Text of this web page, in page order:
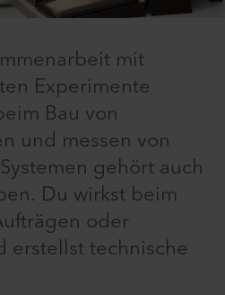
mit
Experimente
Bau von
und messen von
gehört auch
Du wirkst beim
oder
erstellst technische